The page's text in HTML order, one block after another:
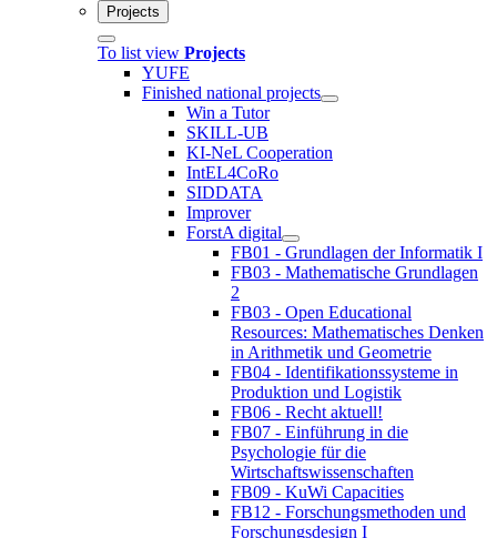
Projects
To list view Projects
YUFE
Finished national projects
Win a Tutor
SKILL-UB
KI-NeL Cooperation
IntEL4CoRo
SIDDATA
Improver
ForstA digital
FB01 - Grundlagen der Informatik I
FB03 - Mathematische Grundlagen
2
FB03 - Open Educational
Resources: Mathematisches Denken
in Arithmetik und Geometrie
FB04 - Identifikationssysteme in
Produktion und Logistik
FB06 - Recht aktuell!
FB07 - Einführung in die
Psychologie für die
Wirtschaftswissenschaften
FB09 - KuWi Capacities
FB12 - Forschungsmethoden und
Forschungsdesign I